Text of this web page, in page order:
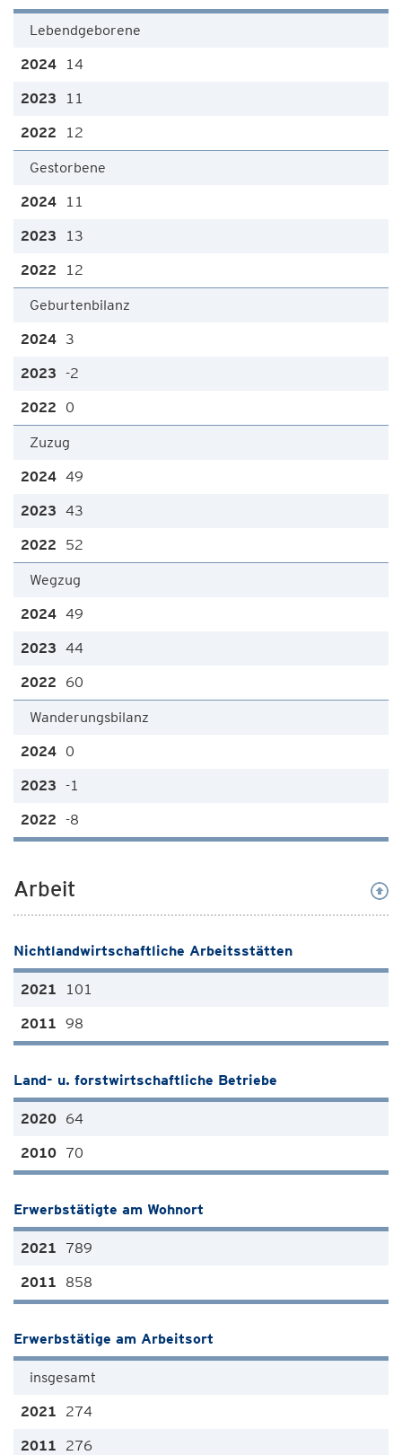
Lebendgeborene
14
11
12
Gestorbene
11
13
12
Geburtenbilanz
3
-2
0
Zuzug
49
43
52
Wegzug
49
44
60
Wanderungsbilanz
0
-1
-8
Arbeit
Nichtlandwirtschaftliche Arbeitsstätten
101
98
Land- u. forstwirtschaftliche Betriebe
64
70
Erwerbstätigte am Wohnort
789
858
Erwerbstätige am Arbeitsort
insgesamt
274
276